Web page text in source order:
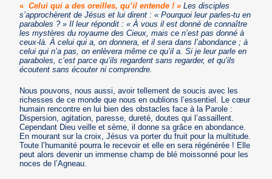
« Celui qui a des oreilles, qu’il entende ! » Les disciples
s’approchèrent de Jésus et lui dirent : « Pourquoi leur parles-tu en
paraboles ? » Il leur répondit : « À vous il est donné de connaître
les mystères du royaume des Cieux, mais ce n’est pas donné à
ceux-là. À celui qui a, on donnera, et il sera dans l’abondance ; à
celui qui n’a pas, on enlèvera même ce qu’il a. Si je leur parle en
paraboles, c’est parce qu’ils regardent sans regarder, et qu’ils
écoutent sans écouter ni comprendre.
Nous pouvons, nous aussi, avoir tellement de soucis avec les
richesses de ce monde que nous en oublions l’essentiel. Le cœur
humain rencontre en lui bien des obstacles face à la Parole :
Dispersion, agitation, paresse, dureté, doutes qui l’assaillent.
Cependant Dieu veille et sème, il donne sa grâce en abondance.
En mourant sur la croix, Jésus va porter du fruit pour la multitude.
Toute l’humanité pourra le recevoir et elle en sera régénérée ! Elle
peut alors devenir un immense champ de blé moissonné pour les
noces de l’Agneau.